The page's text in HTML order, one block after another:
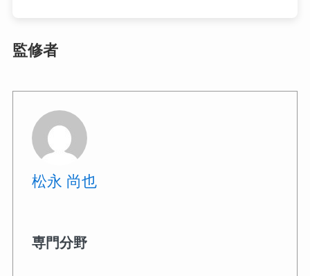
監修者
松永 尚也
専門分野